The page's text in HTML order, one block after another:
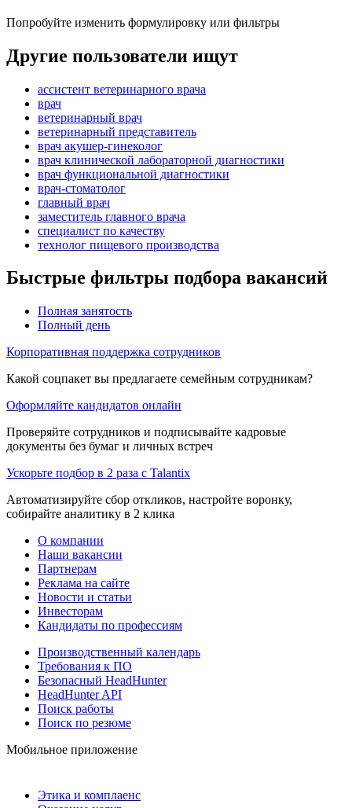
Попробуйте изменить формулировку или фильтры
Другие пользователи ищут
ассистент ветеринарного врача
врач
ветеринарный врач
ветеринарный представитель
врач акушер-гинеколог
врач клинической лабораторной диагностики
врач функциональной диагностики
врач-стоматолог
главный врач
заместитель главного врача
специалист по качеству
технолог пищевого производства
Быстрые фильтры подбора вакансий
Полная занятость
Полный день
Корпоративная поддержка сотрудников
Какой соцпакет вы предлагаете семейным сотрудникам?
Оформляйте кандидатов онлайн
Проверяйте сотрудников и подписывайте кадровые
документы без бумаг и личных встреч
Ускорьте подбор в 2 раза с Talantix
Автоматизируйте сбор откликов, настройте воронку,
собирайте аналитику в 2 клика
О компании
Наши вакансии
Партнерам
Реклама на сайте
Новости и статьи
Инвесторам
Кандидаты по профессиям
Производственный календарь
Требования к ПО
Безопасный HeadHunter
HeadHunter API
Поиск работы
Поиск по резюме
Мобильное приложение
Этика и комплаенс